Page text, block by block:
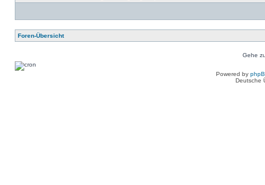
Foren-Übersicht
Gehe
Powered by
Deutsche